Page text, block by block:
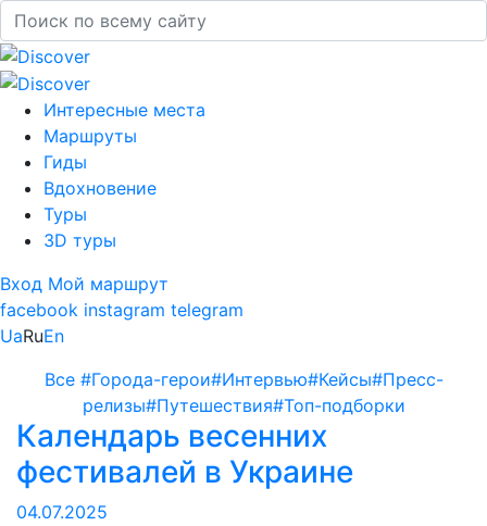
Интересные места
Маршруты
Гиды
Вдохновение
Туры
3D туры
Вход Мой маршрут
facebook instagram telegram
UaRuEn
Все #Города-герои#Интервью#Кейсы#Пресс-
релизы#Путешествия#Топ-подборки
Календарь весенних
фестивалей в Украине
04.07.2025